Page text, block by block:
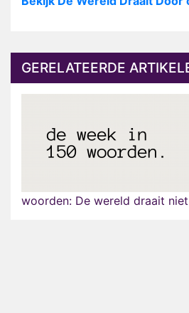
GERELATEERDE
woorden: De wereld draait